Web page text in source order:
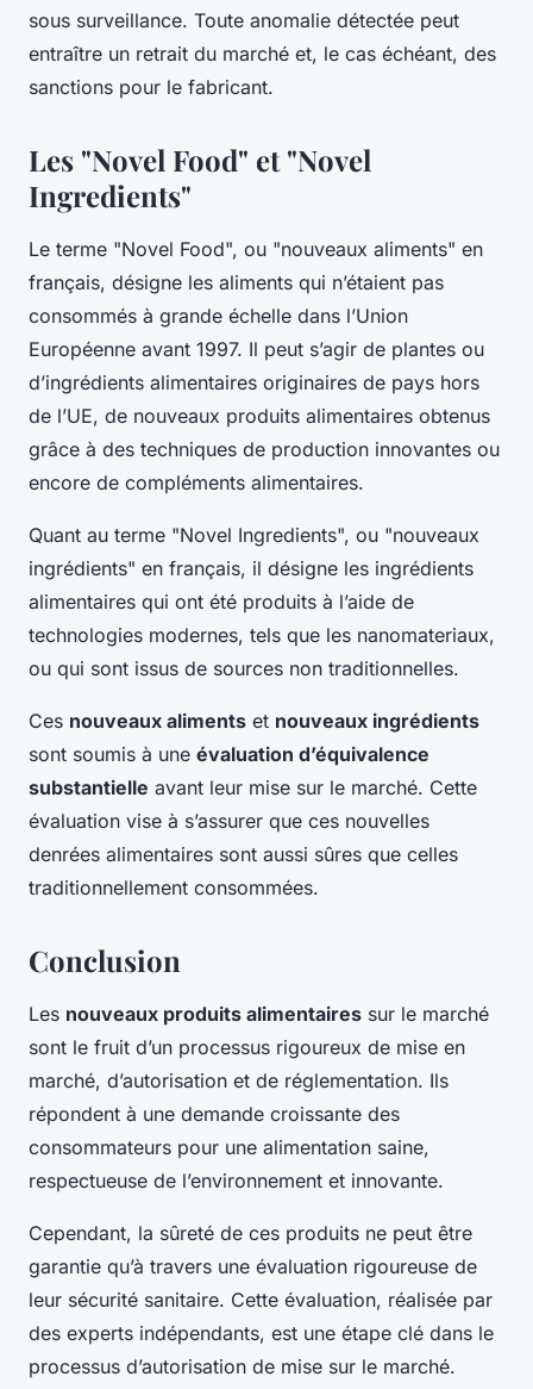
sous surveillance. Toute anomalie détectée peut
entraître un retrait du marché et, le cas échéant, des
sanctions pour le fabricant.
Les "Novel Food" et "Novel
Ingredients"
Le terme "Novel Food", ou "nouveaux aliments" en
français, désigne les aliments qui n’étaient pas
consommés à grande échelle dans l’Union
Européenne avant 1997. Il peut s’agir de plantes ou
d’ingrédients alimentaires originaires de pays hors
de l’UE, de nouveaux produits alimentaires obtenus
grâce à des techniques de production innovantes ou
encore de compléments alimentaires.
Quant au terme "Novel Ingredients", ou "nouveaux
ingrédients" en français, il désigne les ingrédients
alimentaires qui ont été produits à l’aide de
technologies modernes, tels que les nanomateriaux,
ou qui sont issus de sources non traditionnelles.
Ces nouveaux aliments et nouveaux ingrédients
sont soumis à une évaluation d’équivalence
substantielle avant leur mise sur le marché. Cette
évaluation vise à s’assurer que ces nouvelles
denrées alimentaires sont aussi sûres que celles
traditionnellement consommées.
Conclusion
Les nouveaux produits alimentaires sur le marché
sont le fruit d’un processus rigoureux de mise en
marché, d’autorisation et de réglementation. Ils
répondent à une demande croissante des
consommateurs pour une alimentation saine,
respectueuse de l’environnement et innovante.
Cependant, la sûreté de ces produits ne peut être
garantie qu’à travers une évaluation rigoureuse de
leur sécurité sanitaire. Cette évaluation, réalisée par
des experts indépendants, est une étape clé dans le
processus d’autorisation de mise sur le marché.